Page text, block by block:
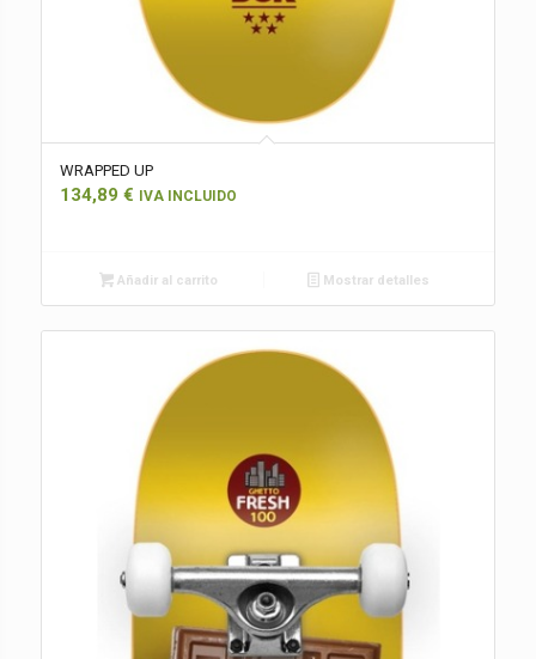
WRAPPED UP
134,89 € IVA INCLUIDO
Añadir al carrito Mostrar detalles